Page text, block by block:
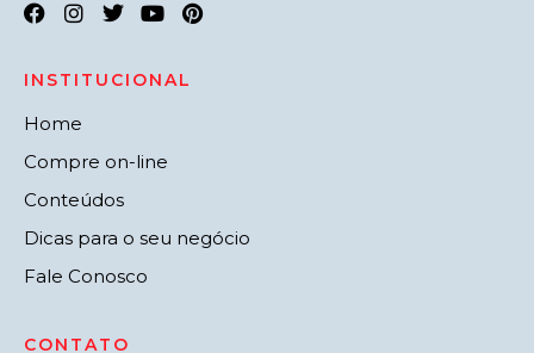
INSTITUCIONAL
Home
Compre on-line
Conteúdos
Dicas para o seu negócio
Fale Conosco
CONTATO